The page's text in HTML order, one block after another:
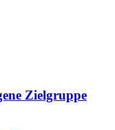
Zielgruppe